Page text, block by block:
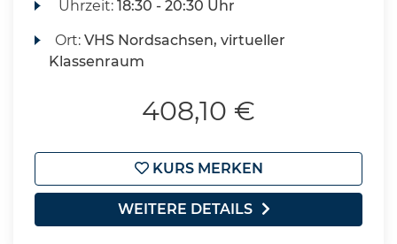
Uhrzeit:18:30 - 20:30 Uhr
Ort:VHS Nordsachsen, virtueller
Klassenraum
408,10 €
KURS MERKEN
WEITERE DETAILS